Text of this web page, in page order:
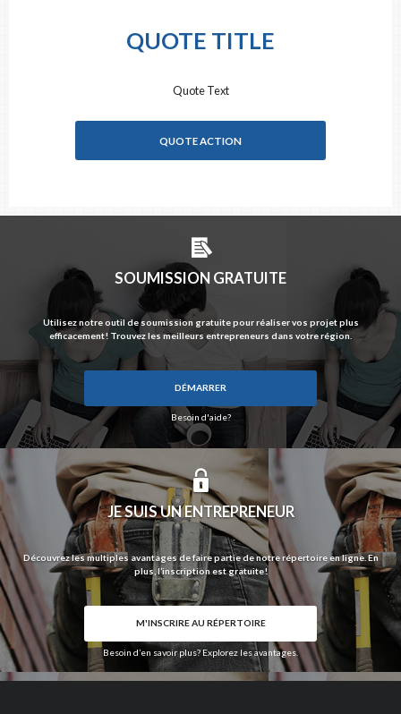
QUOTE TITLE
Quote Text
QUOTE ACTION
SOUMISSION GRATUITE
Utilisez notre outil de soumission gratuite pour réaliser vos projet plus
efficacement! Trouvez les meilleurs entrepreneurs dans votre région.
DÉMARRER
Besoin d'aide?
JE SUIS UN ENTREPRENEUR
Découvrez les multiples avantages de faire partie de notre répertoire en ligne. En
plus, l’inscription est gratuite!
M'INSCRIRE AU RÉPERTOIRE
Besoin d’en savoir plus? Explorez les avantages.